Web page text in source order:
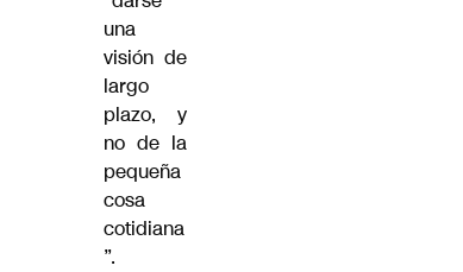
una
visión de
largo
plazo, y
no de la
pequeña
cosa
cotidiana
”.